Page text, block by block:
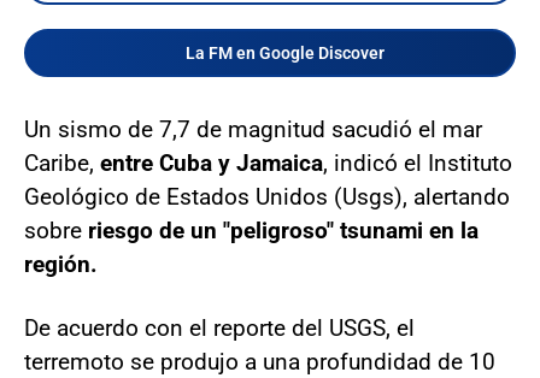
La FM en Google Discover
Un sismo de 7,7 de magnitud sacudió el mar
Caribe, entre Cuba y Jamaica, indicó el Instituto
Geológico de Estados Unidos (Usgs), alertando
sobre riesgo de un "peligroso" tsunami en la
región.
De acuerdo con el reporte del USGS, el
terremoto se produjo a una profundidad de 10